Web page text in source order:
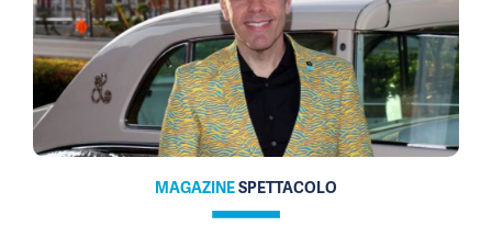
MAGAZINESPETTACOLO